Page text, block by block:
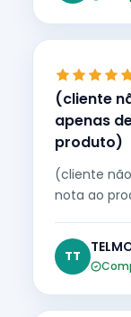
(cliente
apenas
produto)
(cliente
nota ao
TT